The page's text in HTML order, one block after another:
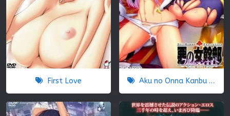
First Love Aku no Onna Kanbu Full Moon Night